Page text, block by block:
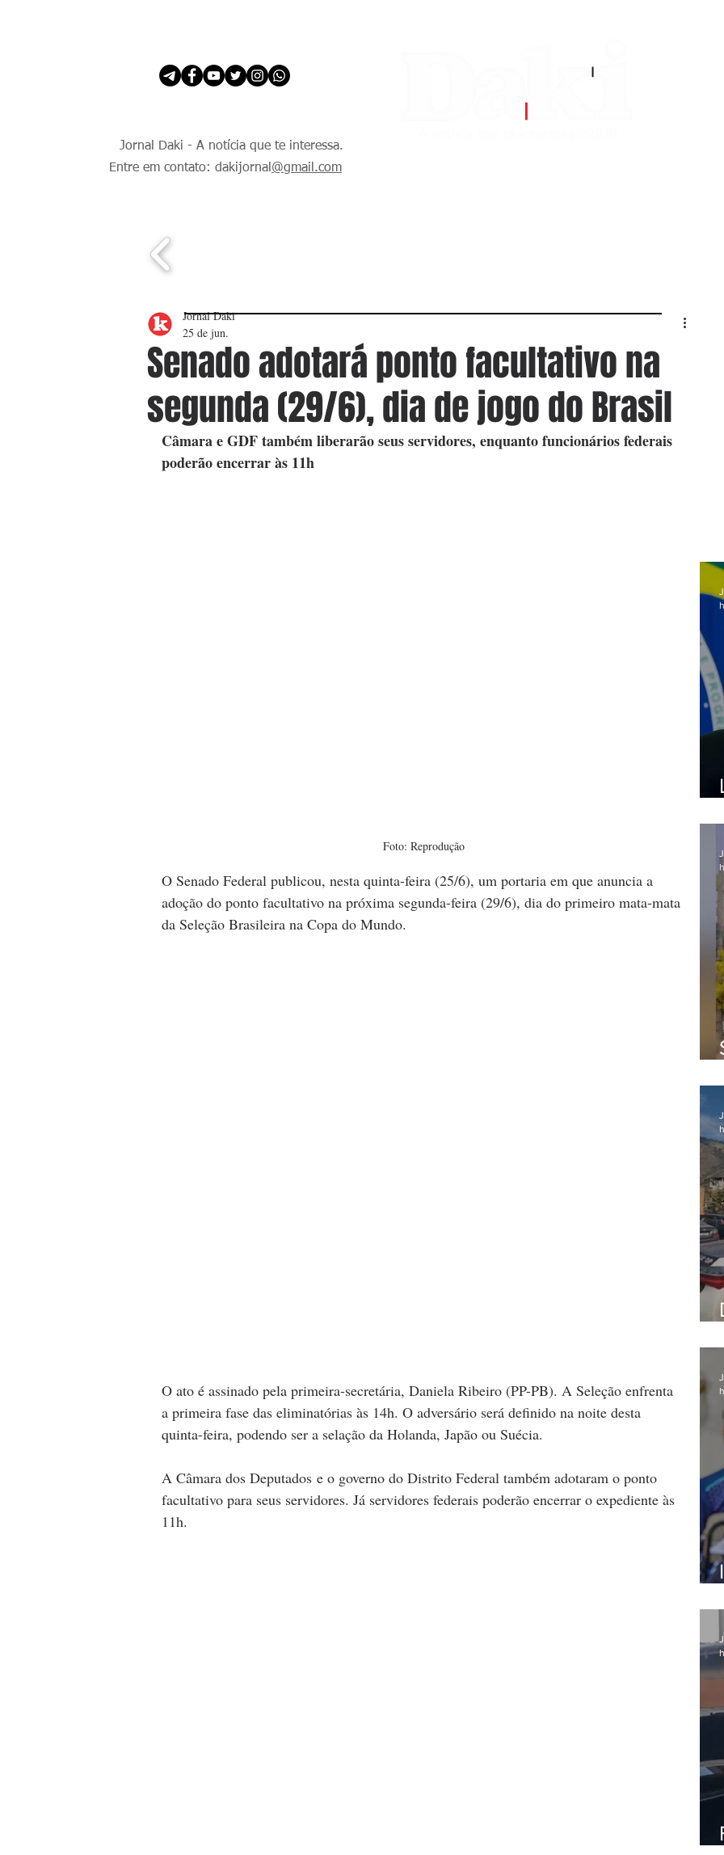
Jornal Daki - A notícia que te interessa.
Entre em contato: dakijornal @gmail.com
Senado adotará ponto facultativo na
segunda (29/6), dia de jogo do Brasil
Jornal Daki
25 de jun.
Câmara e GDF também liberarão seus servidores, enquanto funcionários federais
poderão encerrar às 11h
Foto: Reprodução
O Senado Federal publicou, nesta quinta-feira (25/6), um portaria em que anuncia a
adoção do ponto facultativo na próxima segunda-feira (29/6), dia do primeiro mata-mata
da Seleção Brasileira na Copa do Mundo.
O ato é assinado pela primeira-secretária, Daniela Ribeiro (PP-PB). A Seleção enfrenta
a primeira fase das eliminatórias às 14h. O adversário será definido na noite desta
quinta-feira, podendo ser a selação da Holanda, Japão ou Suécia.
A Câmara dos Deputados e o governo do Distrito Federal também adotaram o ponto
facultativo para seus servidores. Já servidores federais poderão encerrar o expediente às
11h.